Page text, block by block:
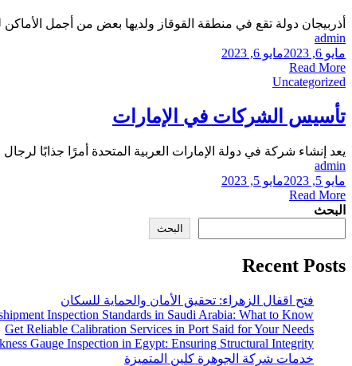
أذربيجان دولة تقع في منطقة القوقاز ولديها بعض من أجمل
admin
مايو 6, 2023
مايو 6, 2023
Read More
Uncategorized
تأسيس الشركات في الإمارات
يعد إنشاء شركة في دولة الإمارات العربية المتحدة أمرًا جذابًا
admin
مايو 5, 2023
مايو 5, 2023
Read More
البحث
البحث
Recent Posts
فتح اقفال الزهراء: تحقيق الأمان والحماية للسكان
Inspection Standards in Saudi Arabia: What to Know
Get Reliable Calibration Services in Port Said for Your Needs
Gauge Inspection in Egypt: Ensuring Structural Integrity
خدمات شركة الجوهرة كلين المتميزة